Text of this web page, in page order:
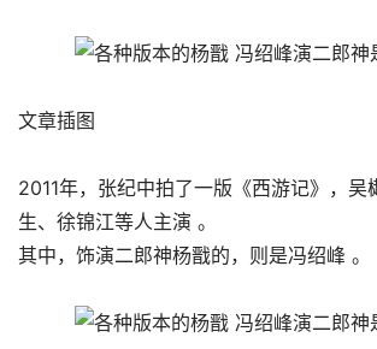
文章插图
2011年，张纪中拍了一版《西游记》，吴
生、徐锦江等人主演 。
其中，饰演二郎神杨戬的，则是冯绍峰 。